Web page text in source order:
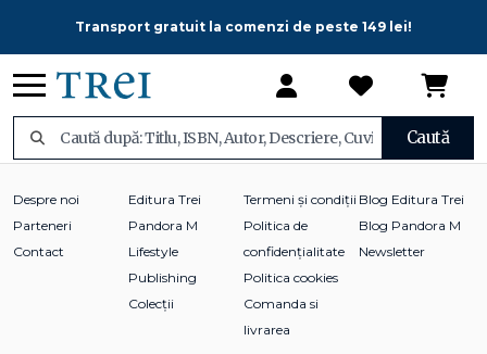
Transport gratuit la comenzi de peste 149 lei!
Caută
Despre noi
Parteneri
Contact
Editura Trei
Pandora M
Lifestyle
Publishing
Colecții
Termeni și condiții
Politica de
confidențialitate
Politica cookies
Comanda si
livrarea
Blog Editura Trei
Blog Pandora M
Newsletter